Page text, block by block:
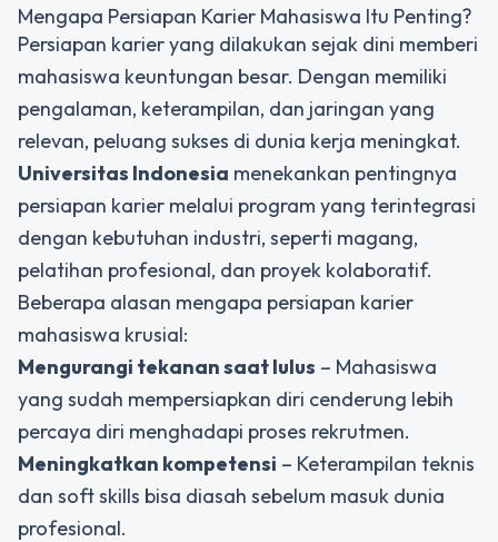
Mengapa Persiapan Karier Mahasiswa Itu Penting?
Persiapan karier yang dilakukan sejak dini memberi
mahasiswa keuntungan besar. Dengan memiliki
pengalaman, keterampilan, dan jaringan yang
relevan, peluang sukses di dunia kerja meningkat.
Universitas Indonesia menekankan pentingnya
persiapan karier melalui program yang terintegrasi
dengan kebutuhan industri, seperti magang,
pelatihan profesional, dan proyek kolaboratif.
Beberapa alasan mengapa persiapan karier
mahasiswa krusial:
Mengurangi tekanan saat lulus – Mahasiswa
yang sudah mempersiapkan diri cenderung lebih
percaya diri menghadapi proses rekrutmen.
Meningkatkan kompetensi – Keterampilan teknis
dan soft skills bisa diasah sebelum masuk dunia
profesional.